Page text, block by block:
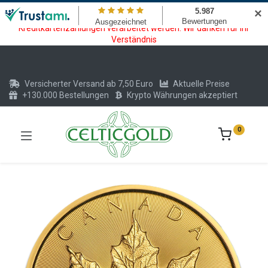
Wartungsarbeiten am Kreditkarten und Krypto Bezahlmodul. In der
Zeit vom 20.07. - 09.08.2026 können keine Krypto oder
Kreditkartenzahlungen verarbeitet werden. Wir danken für Ihr
Verständnis
Versicherter Versand ab 7,50 Euro
Aktuelle Preise
+130.000 Bestellungen
Krypto Währungen akzeptiert
0
✕